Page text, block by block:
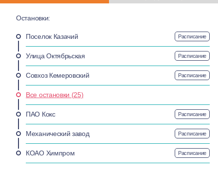
Остановки:
Поселок Казачий Расписание
Улица Октябрьская Расписание
Совхоз Кемеровский Расписание
Все остановки (25)
ПАО Кокс Расписание
Механический завод Расписание
КОАО Химпром Расписание